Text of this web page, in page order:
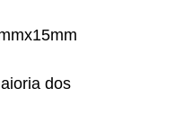
dos